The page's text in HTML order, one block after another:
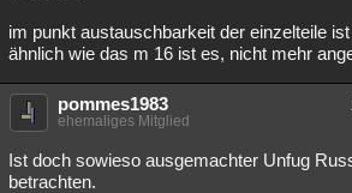
im punkt austauschbarkeit der einzelteile
ähnlich wie das m 16 ist es, nicht mehr
pommes1983
ehemaliges Mitglied
Ist doch sowieso ausgemachter Unfug
betrachten.